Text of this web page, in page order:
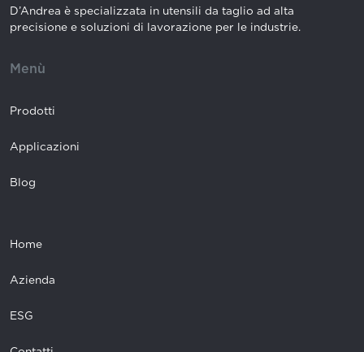
D’Andrea è specializzata in utensili da taglio ad alta
precisione e soluzioni di lavorazione per le industrie.
Menù
Prodotti
Applicazioni
Blog
Home
Azienda
ESG